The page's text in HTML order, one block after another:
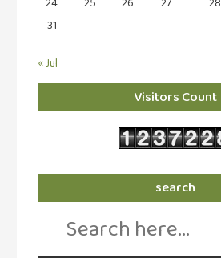
31
« Jul
Visitors Count
search
Search